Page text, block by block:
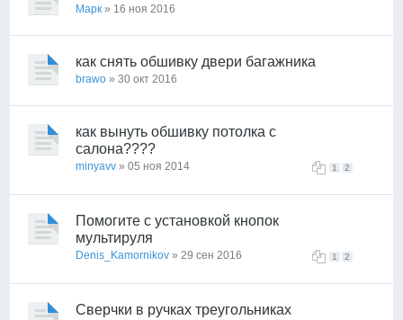
Марк » 16 ноя 2016
как снять обшивку двери багажника
brawo » 30 окт 2016
как вынуть обшивку потолка с
салона????
1 2
minyavv » 05 ноя 2014
Помогите с установкой кнопок
мультируля
1 2
Denis_Kamornikov » 29 сен 2016
Сверчки в ручках треугольниках